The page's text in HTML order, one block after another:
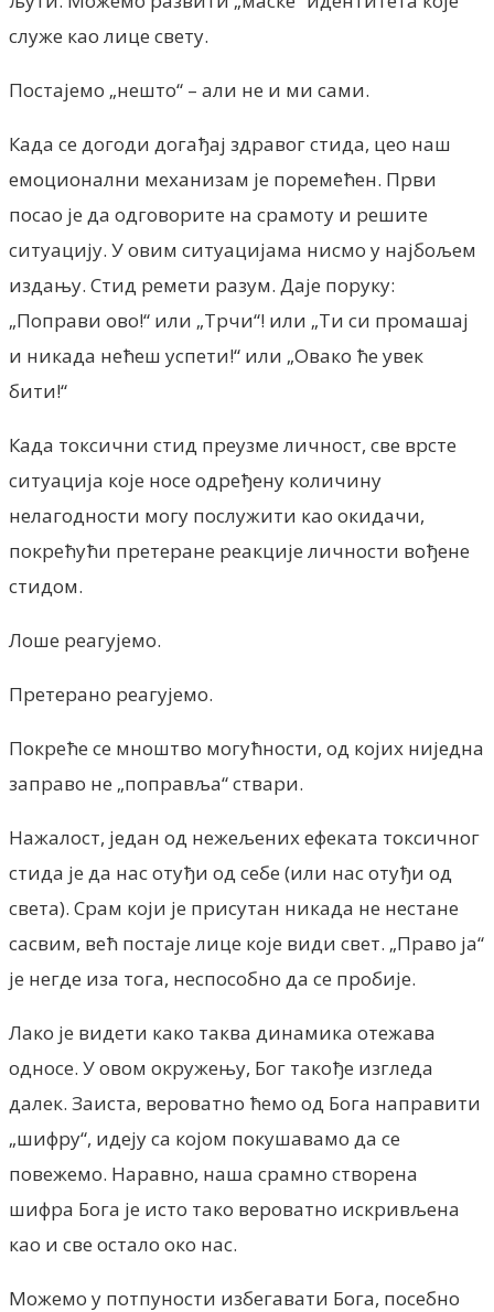
служе као лице свету.
Постајемо „нешто“ – али не и ми сами.
Када се догоди догађај здравог стида, цео наш
емоционални механизам је поремећен. Први
посао је да одговорите на срамоту и решите
ситуацију. У овим ситуацијама нисмо у најбољем
издању. Стид ремети разум. Даје поруку:
„Поправи ово!“ или „Трчи“! или „Ти си промашај
и никада нећеш успети!“ или „Овако ће увек
бити!“
Када токсични стид преузме личност, све врсте
ситуација које носе одређену количину
нелагодности могу послужити као окидачи,
покрећући претеране реакције личности вођене
стидом.
Лоше реагујемо.
Претерано реагујемо.
Покреће се мноштво могућности, од којих ниједна
заправо не „поправља“ ствари.
Нажалост, један од нежељених ефеката токсичног
стида је да нас отуђи од себе (или нас отуђи од
света). Срам који је присутан никада не нестане
сасвим, већ постаје лице које види свет. „Право ја“
је негде иза тога, неспособно да се пробије.
Лако је видети како таква динамика отежава
односе. У овом окружењу, Бог такође изгледа
далек. Заиста, вероватно ћемо од Бога направити
„шифру“, идеју са којом покушавамо да се
повежемо. Наравно, наша срамно створена
шифра Бога је исто тако вероватно искривљена
као и све остало око нас.
Можемо у потпуности избегавати Бога, посебно